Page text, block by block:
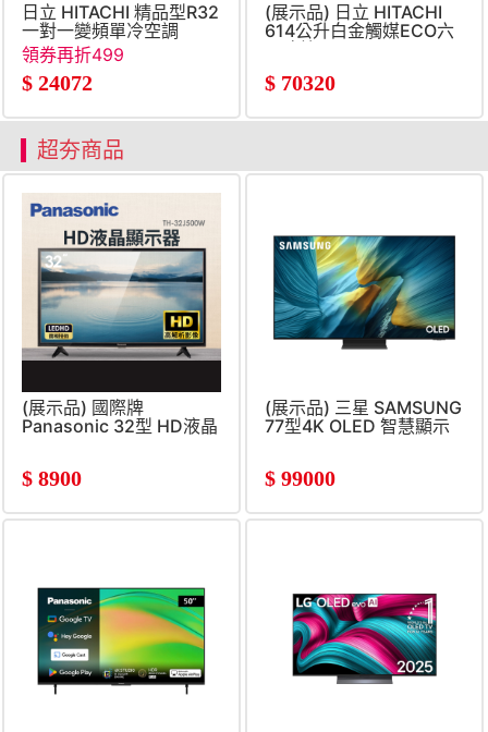
日立 HITACHI 精品型R32
一對一變頻單冷空調
領券再折499
$ 24072
(展示品) 日立 HITACHI
614公升白金觸媒ECO六
$ 70320
超夯商品
(展示品) 國際牌
Panasonic 32型 HD液晶
$ 8900
(展示品) 三星 SAMSUNG
77型4K OLED 智慧顯示
$ 99000